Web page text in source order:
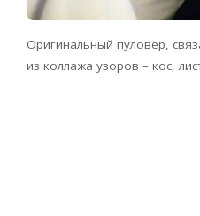
Оригинальный пуловер,
из коллажа узоров – кос,